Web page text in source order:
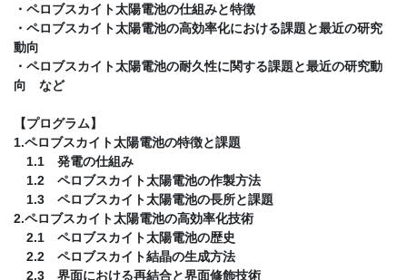
・ペロブスカイト太陽電池の仕組みと特徴
・ペロブスカイト太陽電池の高効率化における課題と最近の研究
動向
・ペロブスカイト太陽電池の耐久性に関する課題と最近の研究動
向 など
【プログラム】
1.ペロブスカイト太陽電池の特徴と課題
1.1 発電の仕組み
1.2 ペロブスカイト太陽電池の作製方法
1.3 ペロブスカイト太陽電池の長所と課題
2.ペロブスカイト太陽電池の高効率化技術
2.1 ペロブスカイト太陽電池の歴史
2.2 ペロブスカイト結晶の生成方法
2.3 界面における再結合と界面修飾技術